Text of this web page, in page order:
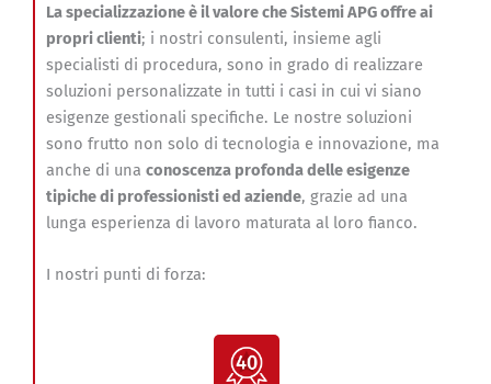
La specializzazione è il valore che Sistemi APG offre ai
propri clienti; i nostri consulenti, insieme agli
specialisti di procedura, sono in grado di realizzare
soluzioni personalizzate in tutti i casi in cui vi siano
esigenze gestionali specifiche. Le nostre soluzioni
sono frutto non solo di tecnologia e innovazione, ma
anche di una conoscenza profonda delle esigenze
tipiche di professionisti ed aziende, grazie ad una
lunga esperienza di lavoro maturata al loro fianco.
I nostri punti di forza: